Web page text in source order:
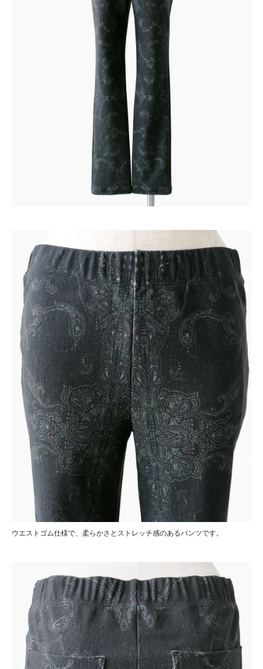
ウエストゴム仕様で、柔らかさとストレッチ感のあるパンツです。